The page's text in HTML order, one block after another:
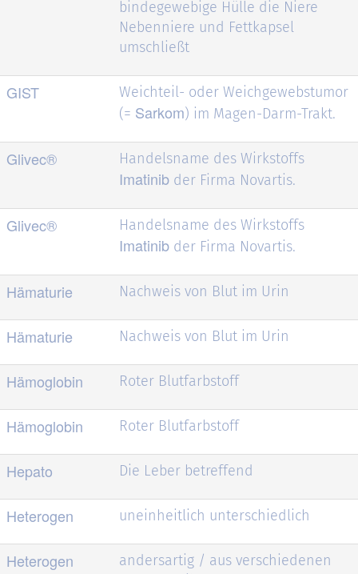
bindegewebige Hülle die Niere
Nebenniere und Fettkapsel
umschließt
GIST
Weichteil- oder Weichgewebstumor
(= Sarkom) im Magen-Darm-Trakt.
Glivec® Handelsname des Wirkstoffs
Imatinib der Firma Novartis.
Glivec® Handelsname des Wirkstoffs
Imatinib der Firma Novartis.
Hämaturie Nachweis von Blut im Urin
Hämaturie Nachweis von Blut im Urin
Hämoglobin Roter Blutfarbstoff
Hämoglobin Roter Blutfarbstoff
Hepato Die Leber betreffend
Heterogen uneinheitlich unterschiedlich
Heterogen andersartig / aus verschiedenen